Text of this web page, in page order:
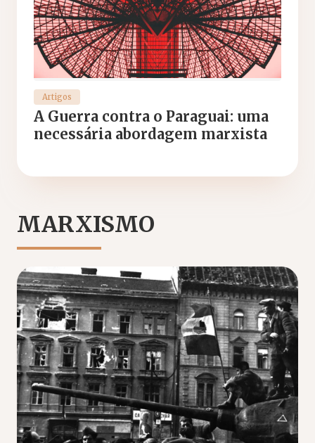
Artigos
A Guerra contra o Paraguai: uma
necessária abordagem marxista
MARXISMO